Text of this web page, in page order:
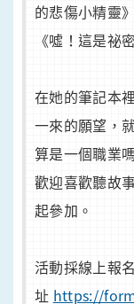
的悲傷小精靈
《噓！這是祕
在她的筆記本
一來的願望，
算是一個職業
歡迎喜歡聽故
起參加。
活動採線上報
址 https://